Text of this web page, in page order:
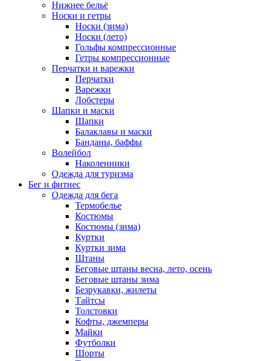
Нижнее бельё
Носки и гетры
Носки (зима)
Носки (лето)
Гольфы компрессионные
Гетры компрессионные
Перчатки и варежки
Перчатки
Варежки
Лобстеры
Шапки и маски
Шапки
Балаклавы и маски
Банданы, баффы
Волейбол
Наколенники
Одежда для туризма
Бег и фитнес
Одежда для бега
Термобелье
Костюмы
Костюмы (зима)
Куртки
Куртки зима
Штаны
Беговые штаны весна, лето, осень
Беговые штаны зима
Безрукавки, жилеты
Тайтсы
Толстовки
Кофты, джемперы
Майки
Футболки
Шорты